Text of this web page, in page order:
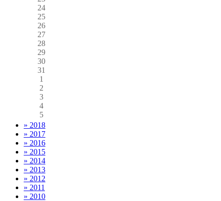
24
25
26
27
28
29
30
31
1
2
3
4
5
» 2018
» 2017
» 2016
» 2015
» 2014
» 2013
» 2012
» 2011
» 2010